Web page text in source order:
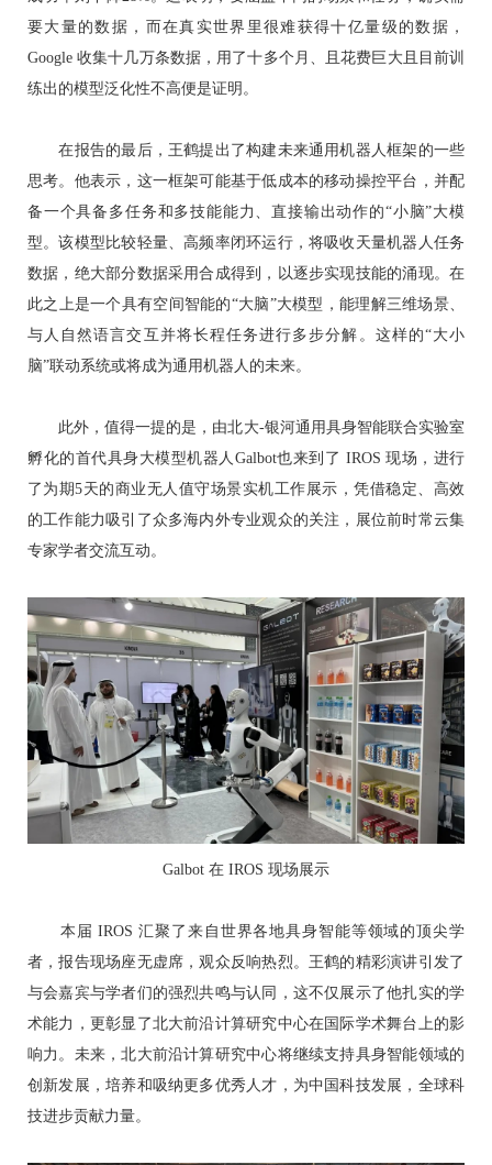
要大量的数据，而在真实世界里很难获得十亿量级的数据，
Google 收集十几万条数据，用了十多个月、且花费巨大且目前训
练出的模型泛化性不高便是证明。
在报告的最后，王鹤提出了构建未来通用机器人框架的一些
思考。他表示，这一框架可能基于低成本的移动操控平台，并配
备一个具备多任务和多技能能力、直接输出动作的“小脑”大模
型。该模型比较轻量、高频率闭环运行，将吸收天量机器人任务
数据，绝大部分数据采用合成得到，以逐步实现技能的涌现。在
此之上是一个具有空间智能的“大脑”大模型，能理解三维场景、
与人自然语言交互并将长程任务进行多步分解。这样的“大小
脑”联动系统或将成为通用机器人的未来。
此外，值得一提的是，由北大-银河通用具身智能联合实验室
孵化的首代具身大模型机器人Galbot也来到了 IROS 现场，进行
了为期5天的商业无人值守场景实机工作展示，凭借稳定、高效
的工作能力吸引了众多海内外专业观众的关注，展位前时常云集
专家学者交流互动。
Galbot 在 IROS 现场展示
本届 IROS 汇聚了来自世界各地具身智能等领域的顶尖学
者，报告现场座无虚席，观众反响热烈。王鹤的精彩演讲引发了
与会嘉宾与学者们的强烈共鸣与认同，这不仅展示了他扎实的学
术能力，更彰显了北大前沿计算研究中心在国际学术舞台上的影
响力。未来，北大前沿计算研究中心将继续支持具身智能领域的
创新发展，培养和吸纳更多优秀人才，为中国科技发展，全球科
技进步贡献力量。